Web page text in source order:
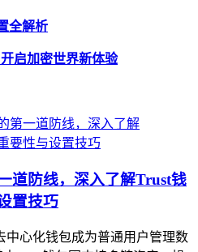
全解析
启加密世界新体验
道防线，深入了解Trust钱
置技巧
中心化钱包成为普通用户管理数